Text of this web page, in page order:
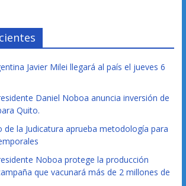
Javier Milei llegará al país el jueves 6
Daniel Noboa anuncia inversión de
Quito.
de la Judicatura aprueba metodología para
Noboa protege la producción
que vacunará más de 2 millones de